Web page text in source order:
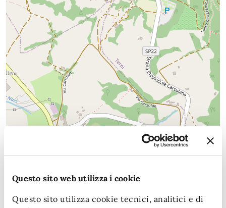
Questo sito web utilizza i cookie
Questo sito utilizza cookie tecnici, analitici e di
| Map data (c)OpenStreetMap contributors
Date e orari
2026